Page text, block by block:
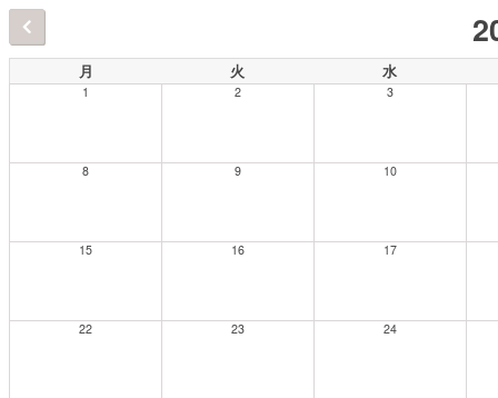
月 火 水
1 2 3
8 9 10
15 16 17
22 23 24